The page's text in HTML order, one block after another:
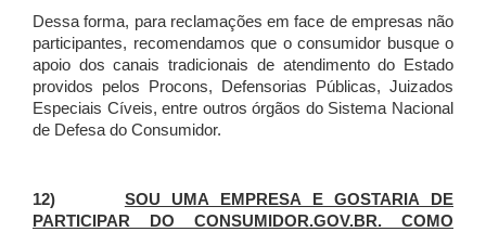
Dessa forma, para reclamações em face de empresas não
participantes, recomendamos que o consumidor busque o
apoio dos canais tradicionais de atendimento do Estado
providos pelos Procons, Defensorias Públicas, Juizados
Especiais Cíveis, entre outros órgãos do Sistema Nacional
de Defesa do Consumidor.
12) SOU UMA EMPRESA E GOSTARIA DE
PARTICIPAR DO CONSUMIDOR.GOV.BR. COMO